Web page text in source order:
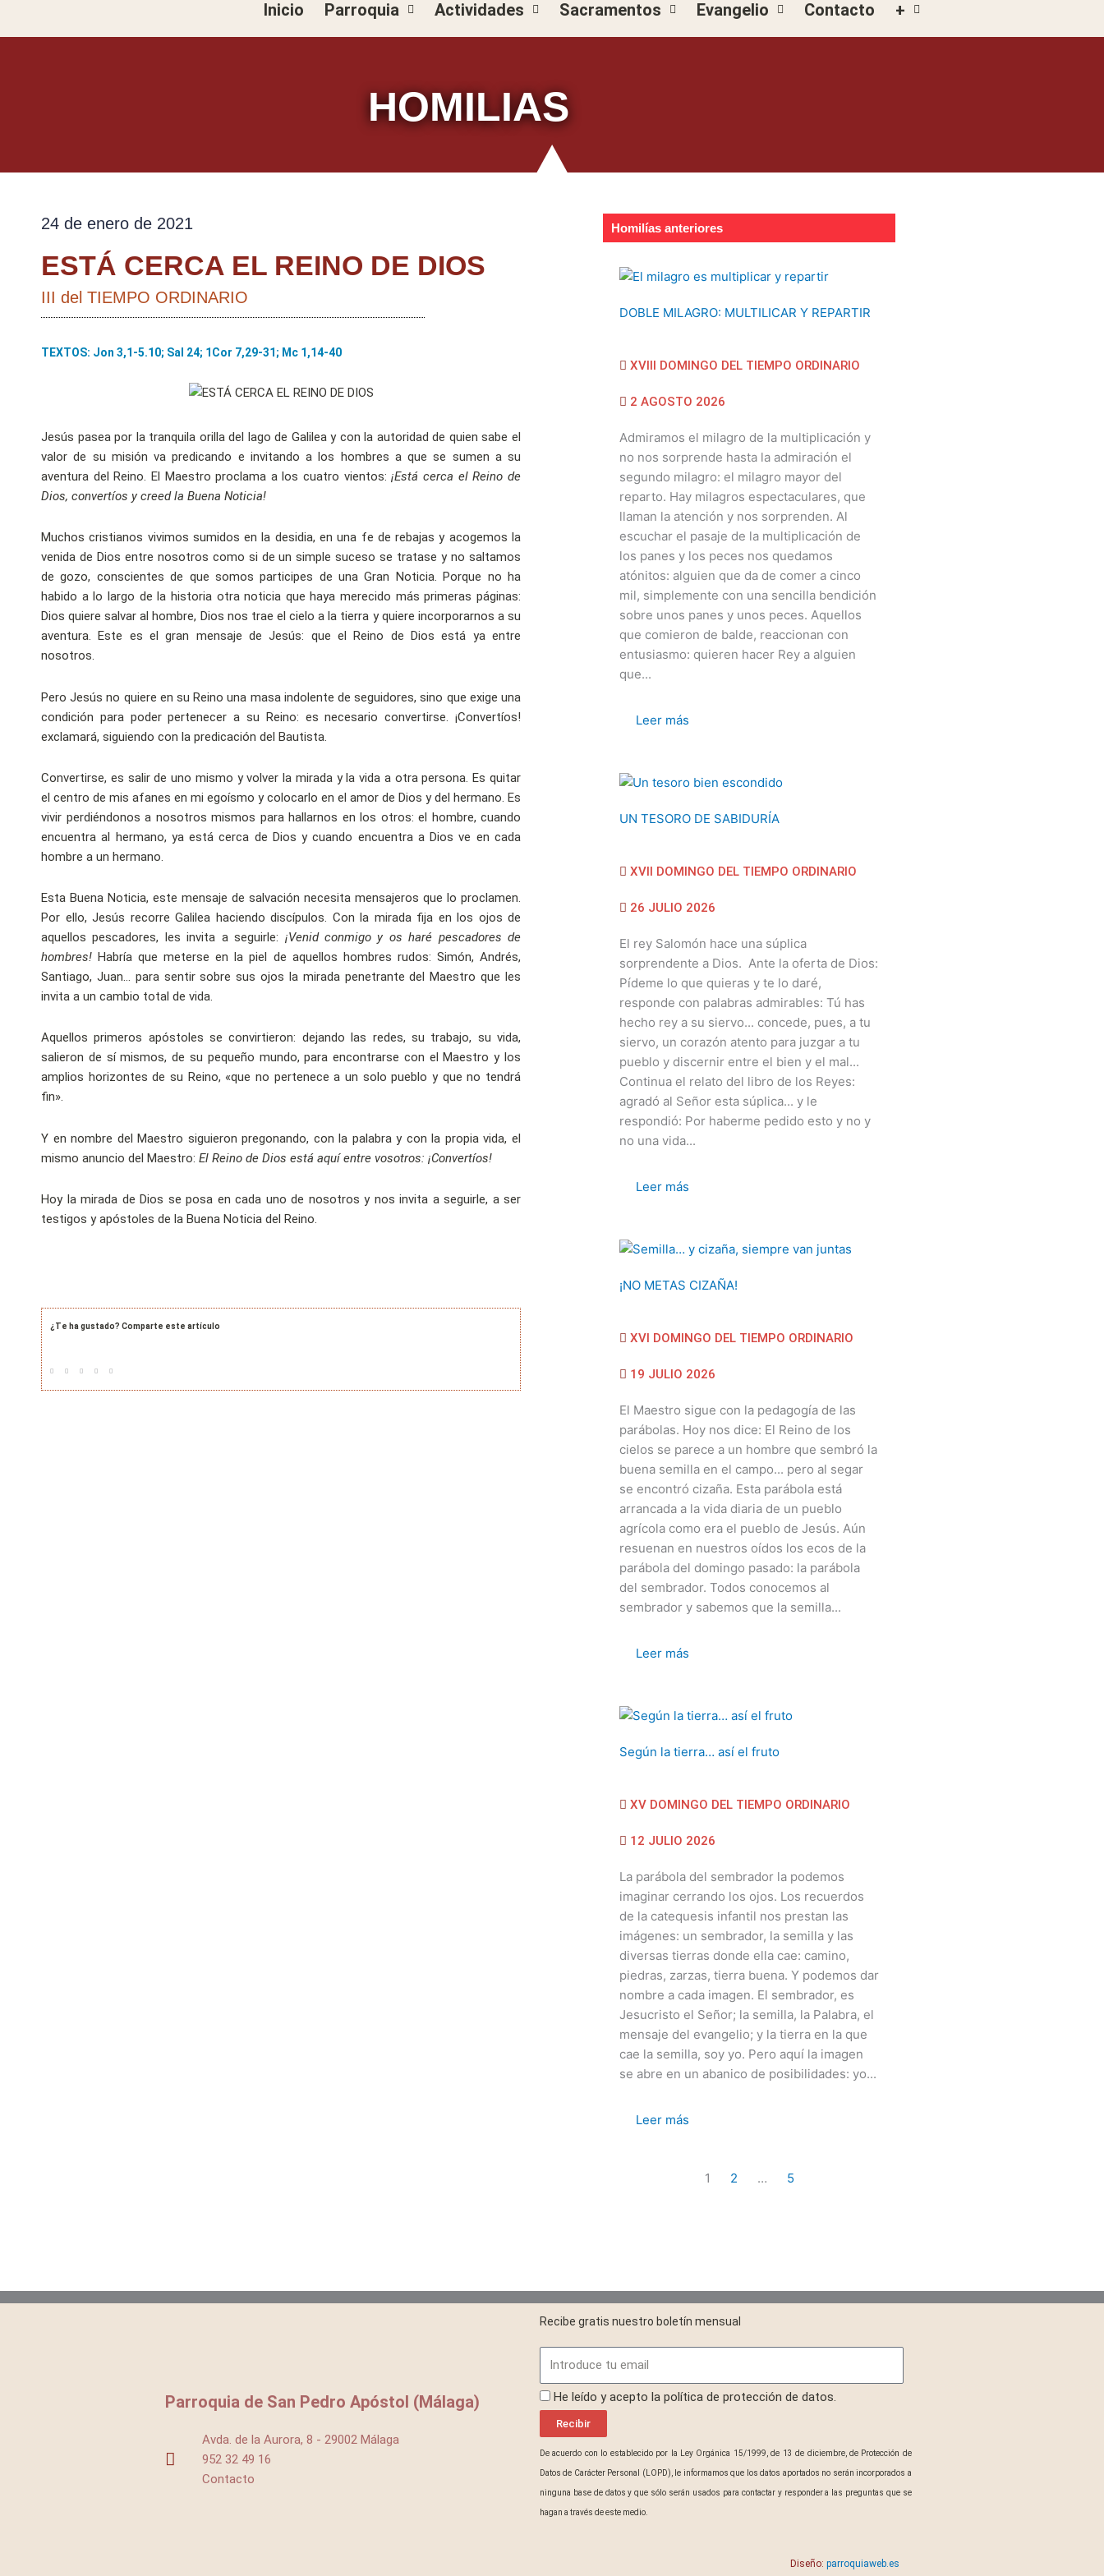
Inicio Parroquia Actividades Sacramentos Evangelio Contacto +
HOMILIAS
24 de enero de 2021
ESTÁ CERCA EL REINO DE DIOS
III del TIEMPO ORDINARIO
TEXTOS: Jon 3,1-5.10; Sal 24; 1Cor 7,29-31; Mc 1,14-40
Jesús pasea por la tranquila orilla del lago de Galilea y con la autoridad de quien sabe el
valor de su misión va predicando e invitando a los hombres a que se sumen a su
aventura del Reino. El Maestro proclama a los cuatro vientos:¡Está cerca el Reino de
Dios, convertíos y creed la Buena Noticia!
Muchos cristianos vivimos sumidos en la desidia, en una fe de rebajas y acogemos la
venida de Dios entre nosotros como si de un simple suceso se tratase y no saltamos
de gozo, conscientes de que somos participes de una Gran Noticia. Porque no ha
habido a lo largo de la historia otra noticia que haya merecido más primeras páginas:
Dios quiere salvar al hombre, Dios nos trae el cielo a la tierra y quiere incorporarnos a su
aventura. Este es el gran mensaje de Jesús: que el Reino de Dios está ya entre
nosotros.
Pero Jesús no quiere en su Reino una masa indolente de seguidores, sino que exige una
condición para poder pertenecer a su Reino: es necesario convertirse. ¡Convertíos!
exclamará, siguiendo con la predicación del Bautista.
Convertirse, es salir de uno mismo y volver la mirada y la vida a otra persona. Es quitar
el centro de mis afanes en mi egoísmo y colocarlo en el amor de Dios y del hermano. Es
vivir perdiéndonos a nosotros mismos para hallarnos en los otros: el hombre, cuando
encuentra al hermano, ya está cerca de Dios y cuando encuentra a Dios ve en cada
hombre a un hermano.
Esta Buena Noticia, este mensaje de salvación necesita mensajeros que lo proclamen.
Por ello, Jesús recorre Galilea haciendo discípulos. Con la mirada fija en los ojos de
aquellos pescadores, les invita a seguirle: ¡Venid conmigo y os haré pescadores de
hombres! Habría que meterse en la piel de aquellos hombres rudos: Simón, Andrés,
Santiago, Juan… para sentir sobre sus ojos la mirada penetrante del Maestro que les
invita a un cambio total de vida.
Aquellos primeros apóstoles se convirtieron: dejando las redes, su trabajo, su vida,
salieron de sí mismos, de su pequeño mundo, para encontrarse con el Maestro y los
amplios horizontes de su Reino, «que no pertenece a un solo pueblo y que no tendrá
fin».
Y en nombre del Maestro siguieron pregonando, con la palabra y con la propia vida, el
mismo anuncio del Maestro: El Reino de Dios está aquí entre vosotros: ¡Convertíos!
Hoy la mirada de Dios se posa en cada uno de nosotros y nos invita a seguirle, a ser
testigos y apóstoles de la Buena Noticia del Reino.
¿Te ha gustado? Comparte este artículo
Homilías anteriores
DOBLE MILAGRO: MULTILICAR Y REPARTIR
XVIII DOMINGO DEL TIEMPO ORDINARIO
2 AGOSTO 2026
Admiramos el milagro de la multiplicación y
no nos sorprende hasta la admiración el
segundo milagro: el milagro mayor del
reparto. Hay milagros espectaculares, que
llaman la atención y nos sorprenden. Al
escuchar el pasaje de la multiplicación de
los panes y los peces nos quedamos
atónitos: alguien que da de comer a cinco
mil, simplemente con una sencilla bendición
sobre unos panes y unos peces. Aquellos
que comieron de balde, reaccionan con
entusiasmo: quieren hacer Rey a alguien
que...
Leer más
UN TESORO DE SABIDURÍA
XVII DOMINGO DEL TIEMPO ORDINARIO
26 JULIO 2026
El rey Salomón hace una súplica
sorprendente a Dios. Ante la oferta de Dios:
Pídeme lo que quieras y te lo daré,
responde con palabras admirables: Tú has
hecho rey a su siervo... concede, pues, a tu
siervo, un corazón atento para juzgar a tu
pueblo y discernir entre el bien y el mal...
Continua el relato del libro de los Reyes:
agradó al Señor esta súplica... y le
respondió: Por haberme pedido esto y no y
no una vida...
Leer más
¡NO METAS CIZAÑA!
XVI DOMINGO DEL TIEMPO ORDINARIO
19 JULIO 2026
El Maestro sigue con la pedagogía de las
parábolas. Hoy nos dice: El Reino de los
cielos se parece a un hombre que sembró la
buena semilla en el campo... pero al segar
se encontró cizaña. Esta parábola está
arrancada a la vida diaria de un pueblo
agrícola como era el pueblo de Jesús. Aún
resuenan en nuestros oídos los ecos de la
parábola del domingo pasado: la parábola
del sembrador. Todos conocemos al
sembrador y sabemos que la semilla...
Leer más
Según la tierra… así el fruto
XV DOMINGO DEL TIEMPO ORDINARIO
12 JULIO 2026
La parábola del sembrador la podemos
imaginar cerrando los ojos. Los recuerdos
de la catequesis infantil nos prestan las
imágenes: un sembrador, la semilla y las
diversas tierras donde ella cae: camino,
piedras, zarzas, tierra buena. Y podemos dar
nombre a cada imagen. El sembrador, es
Jesucristo el Señor; la semilla, la Palabra, el
mensaje del evangelio; y la tierra en la que
cae la semilla, soy yo. Pero aquí la imagen
se abre en un abanico de posibilidades: yo...
Leer más
1 2 … 5
Parroquia de San Pedro Apóstol (Málaga)
Avda. de la Aurora, 8 - 29002 Málaga
952 32 49 16
Contacto
Recibe gratis nuestro boletín mensual
ProteccionDatos
He leído y acepto la política de protección de datos.
Recibir
De acuerdo con lo establecido por la Ley Orgánica 15/1999, de 13 de diciembre, de Protección de
Datos de Carácter Personal (LOPD), le informamos que los datos aportados no serán incorporados a
ninguna base de datos y que sólo serán usados para contactar y responder a las preguntas que se
hagan a través de este medio.
Diseño: parroquiaweb.es